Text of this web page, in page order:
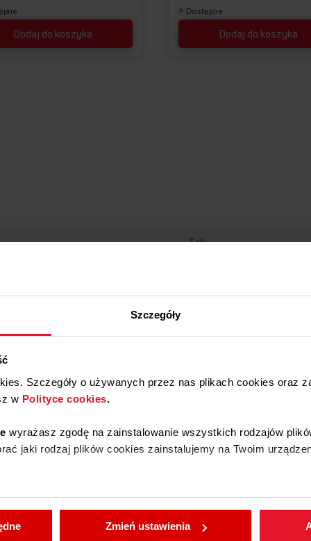
Szczegóły
Szczegóły o używanych przez nas plikach cookies oraz
w Polityce cookies.
wyrażasz zgodę na zainstalowanie wszystkich rodzajów
jaki rodzaj plików cookies zainstalujemy na Twoim
wybrane przez Ciebie ustawienia plików cookies wchodząc
Zmień ustawienia
Dodaj do koszyka
Dostępne
Dodaj do koszyka
Tak
Tak
gazu Tak